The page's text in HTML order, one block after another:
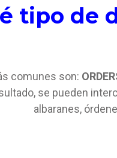
tipo de
comunes son:
se pueden
albaranes,